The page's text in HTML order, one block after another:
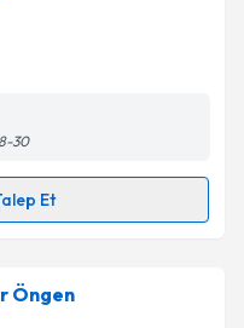
ilişkin
verilerimin belirtilen
ediyorum.
30
Et
takvimi talebi
almanız için bir
Öngen